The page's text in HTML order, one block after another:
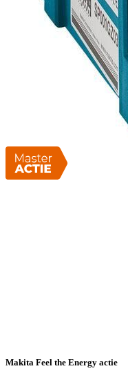
Makita Feel the Energy actie